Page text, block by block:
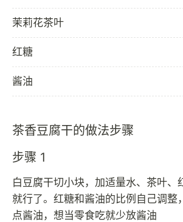
茉莉花茶叶
红糖
酱油
茶香豆腐干的做法步骤
步骤 1
白豆腐干切小块，加适量水、茶叶、
就行了。红糖和酱油的比例自己调整
点酱油，想当零食吃就少放酱油